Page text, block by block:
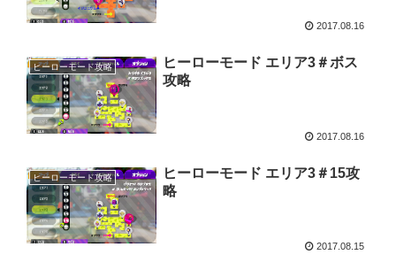
2017.08.16
ヒーローモード攻略
ヒーローモード エリア3＃ボス
攻略
2017.08.16
ヒーローモード攻略
ヒーローモード エリア3＃15攻
略
2017.08.15